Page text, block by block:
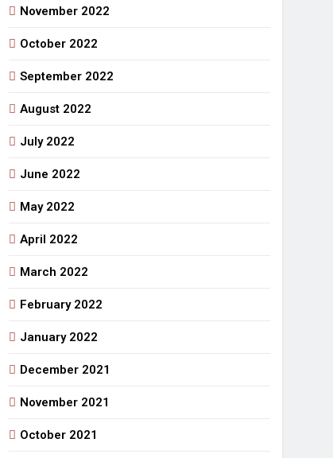
November 2022
October 2022
September 2022
August 2022
July 2022
June 2022
May 2022
April 2022
March 2022
February 2022
January 2022
December 2021
November 2021
October 2021